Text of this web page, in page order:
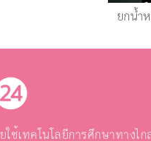
ยกน้ำ
เทคโนโลยีการศึกษาทางไ